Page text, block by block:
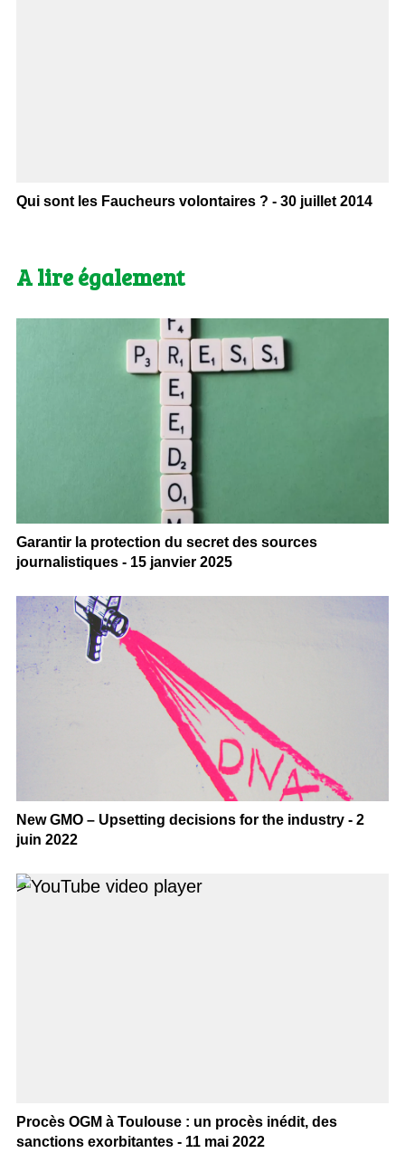
Qui sont les Faucheurs volontaires ? - 30 juillet 2014
A lire également
Garantir la protection du secret des sources
journalistiques - 15 janvier 2025
New GMO – Upsetting decisions for the industry - 2
juin 2022
>
Procès OGM à Toulouse : un procès inédit, des
sanctions exorbitantes - 11 mai 2022